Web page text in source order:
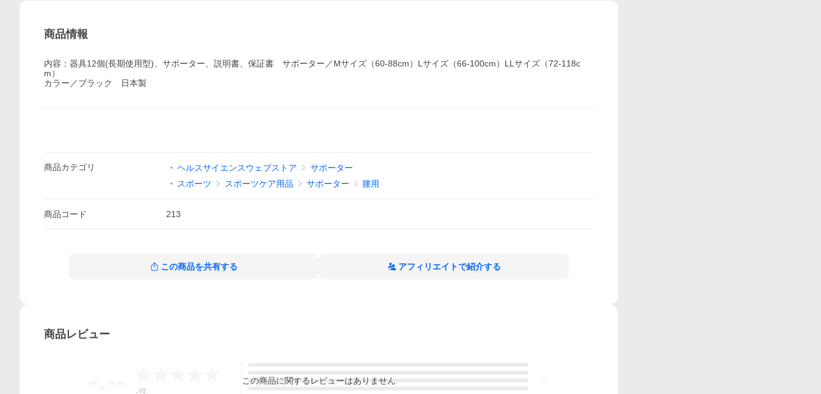
商品情報
内容：器具12個(長期使用型)、サポーター、説明書、保証書 サポーター／Mサイズ（60-88cm）Lサイズ（66-100cm）LLサイズ（72-118c
m）
カラー／ブラック 日本製
商品カテゴリ ヘルスサイエンスウェブストア
サポーター
スポーツ
スポーツケア用品 サポーター 腰用
商品コード 213
この商品を共有する アフィリエイトで紹介する
商品レビュー
-件
この商品に関するレビューはありません